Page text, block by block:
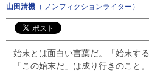
山田清機 （ ノンフィクションライター）
始末とは面白い言葉だ。「始末す
「この始末だ」は成り行きのこと